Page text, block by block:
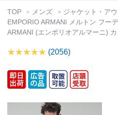
TOP メンズ ジャケット・ア
EMPORIO ARMANI メルトン フー
ARMANI (エンポリオアルマーニ)
(2056)